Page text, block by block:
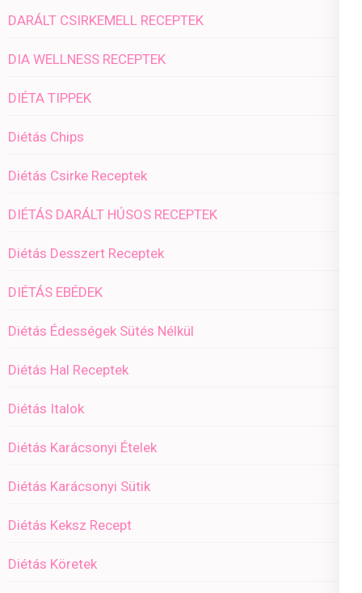
DARÁLT CSIRKEMELL RECEPTEK
DIA WELLNESS RECEPTEK
DIÉTA TIPPEK
Diétás Chips
Diétás Csirke Receptek
DIÉTÁS DARÁLT HÚSOS RECEPTEK
Diétás Desszert Receptek
DIÉTÁS EBÉDEK
Diétás Édességek Sütés Nélkül
Diétás Hal Receptek
Diétás Italok
Diétás Karácsonyi Ételek
Diétás Karácsonyi Sütik
Diétás Keksz Recept
Diétás Köretek